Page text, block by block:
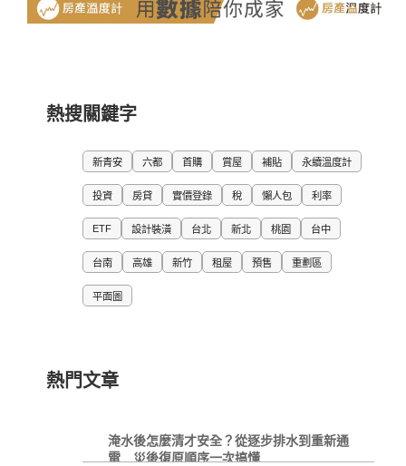
熱搜關鍵字
新青安 六都 首購 賞屋 補貼 永續溫度計
投資 房貸 實價登錄 稅 懶人包 利率
ETF 設計裝潢 台北 新北 桃園 台中
台南 高雄 新竹 租屋 預售 重劃區
平面圖
熱門文章
淹水後怎麼清才安全？從逐步排水到重新通
電 災後復原順序一次搞懂